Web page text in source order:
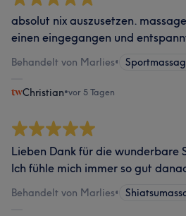
absolut nix auszusetzen.
einen eingegangen und
Behandelt von Marlies•
Christian•vor 5 Tagen
Lieben Dank für die wunderbare
Ich fühle mich immer so gut
Behandelt von Marlies•